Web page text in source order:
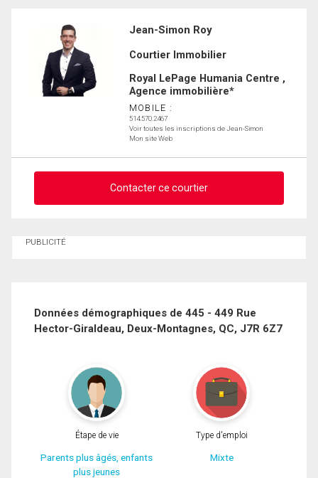
Jean-Simon Roy
Courtier Immobilier
Royal LePage Humania Centre ,
Agence immobilière*
MOBILE :
514.570.2467
Voir toutes les inscriptions de Jean-Simon
Mon site Web
Contacter ce courtier
Demander des infos sur cette inscription
PUBLICITÉ
Données démographiques de 445 - 449 Rue
Hector-Giraldeau, Deux-Montagnes, QC, J7R 6Z7
Étape de vie
Parents plus âgés, enfants
plus jeunes
Type d'emploi
Mixte